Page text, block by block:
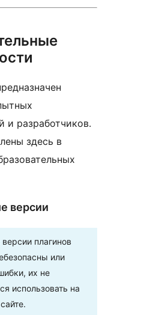
и разработчиков.
здесь в
версии
плагинов
или
их не
использовать на